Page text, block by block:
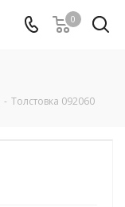
0
- Толстовка 092060